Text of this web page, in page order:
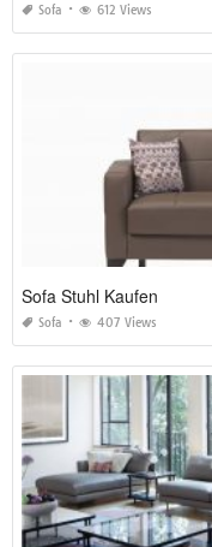
Sofa 612 Views
Sofa Stuhl Kaufen
Sofa 407 Views